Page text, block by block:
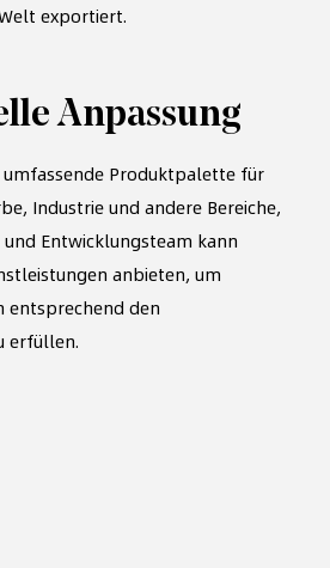
exportiert.
Anpassung
Produktpalette für
Industrie und andere Bereiche,
Entwicklungsteam kann
anbieten, um
entsprechend den
erfüllen.